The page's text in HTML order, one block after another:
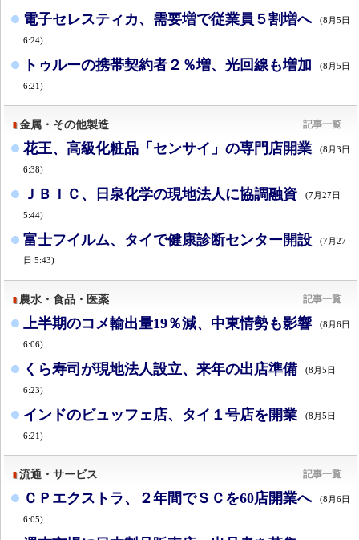
電子セレスティカ、需要増で従業員５割増へ (8月5日
6:24)
トゥルーの携帯契約者２％増、光回線も増加 (8月5日
6:21)
金属・その他製造 記事一覧
花王、高級化粧品「センサイ」の専門店開業 (8月3日
6:38)
ＪＢＩＣ、日泉化学の現地法人に協調融資 (7月27日
5:44)
富士フイルム、タイで健康診断センター開設
(7月27
日 5:43)
農水・食品・医薬 記事一覧
上半期のコメ輸出量19％減、中東情勢も影響 (8月6日
6:06)
くら寿司が現地法人設立、来年の出店準備 (8月5日
6:23)
インドのビュッフェ店、タイ１号店を開業 (8月5日
6:21)
流通・サービス 記事一覧
ＣＰエクストラ、２年間でＳＣを60店開業へ (8月6日
6:05)